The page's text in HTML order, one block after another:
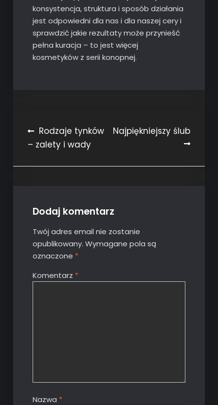
konsystencja, struktura i sposób działania
jest odpowiedni dla nas i dla naszej cery i
sprawdzić jakie rezultaty może przynieść
pełna kuracja – to jest więcej
kosmetyków z serii konopnej.
Nawigacja
wpisu
Rodzaje tynków
– zalety i wady
Najpiękniejszy ślub
Dodaj komentarz
Twój adres email nie zostanie
opublikowany. Wymagane pola są
oznaczone *
Komentarz *
Nazwa *